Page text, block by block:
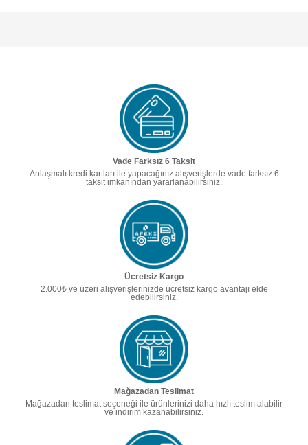
Vade Farksız 6 Taksit
Anlaşmalı kredi kartları ile yapacağınız alışverişlerde vade farksız 6
taksit imkanından yararlanabilirsiniz.
Ücretsiz Kargo
2.000₺ ve üzeri alışverişlerinizde ücretsiz kargo avantajı elde
edebilirsiniz.
Mağazadan Teslimat
Mağazadan teslimat seçeneği ile ürünlerinizi daha hızlı teslim alabilir
ve indirim kazanabilirsiniz.